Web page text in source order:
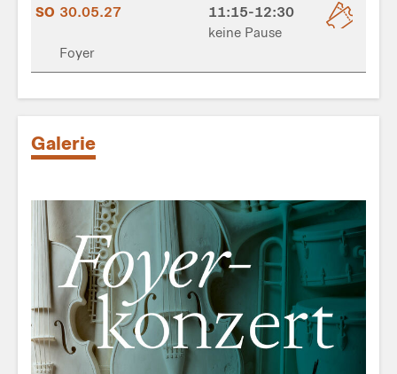
SO 30.05.27
11:15-12:30
keine Pause
Foyer
Galerie